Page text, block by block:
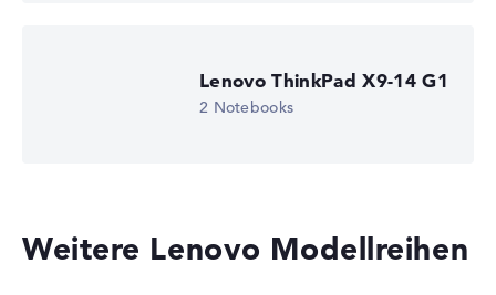
Lenovo ThinkPad X9-14 G1
2 Notebooks
Weitere Lenovo Modellreihen